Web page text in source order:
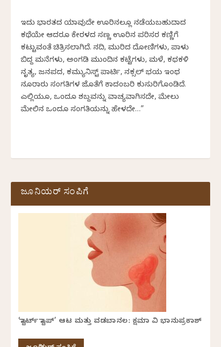
ಇದು ಭಾರತದ ಯಾವುದೇ ಊರಿನಲ್ಲೂ ನಡೆಯಬಹುದಾದ
ಕಥೆಯೇ ಆದರೂ ಕೇರಳದ ಸಣ್ಣ ಊರಿನ ಪರಿಸರ ಕಣ್ಣಿಗೆ
ಕಟ್ಟುವಂತೆ ಚಿತ್ರಿಸಲಾಗಿದೆ. ನದಿ, ಮುರಿದ ದೋಣಿಗಳು, ಪಾಳು
ಬಿದ್ದ ಮನೆಗಳು, ಅಂಗಡಿ ಮುಂದಿನ ಕಟ್ಟೆಗಳು, ಮಳೆ, ಕಥಕಳಿ
ನೃತ್ಯ, ಜನಪದ, ಕಮ್ಯುನಿಸ್ಟ್ ಪಾರ್ಟಿ, ನಕ್ಸಲ್ ಭಯ ಇಂಥ
ನೂರಾರು ಸಂಗತಿಗಳ ಜೊತೆಗೆ ಕಾದಂಬರಿ ಕುಸುರಿಗೊಂಡಿದೆ.
ಎಲ್ಲಿಯೂ, ಒಂದೂ ಶಬ್ದವನ್ನು ವಾಚ್ಯವಾಗಿಸದೇ, ಮೇಲು
ಮೇಲಿನ ಒಂದೂ ಸಂಗತಿಯನ್ನು ಹೇಳದೇ…”
ಜೂನಿಯರ್ ಸಂಪಿಗೆ
‘ಸ್ಟಾರ್ಟ್ ಸ್ಟಾಪ್’ ಆಟ ಮತ್ತು ವಡಬಾನಲ: ಕ್ಷಮಾ ವಿ ಭಾನುಪ್ರಕಾಶ್